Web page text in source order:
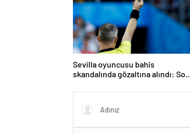
Sevilla oyuncusu bahis
skandalında gözaltına alındı: Son